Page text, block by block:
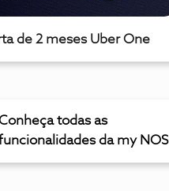
de 2 meses Uber One
todas as
da my NOS